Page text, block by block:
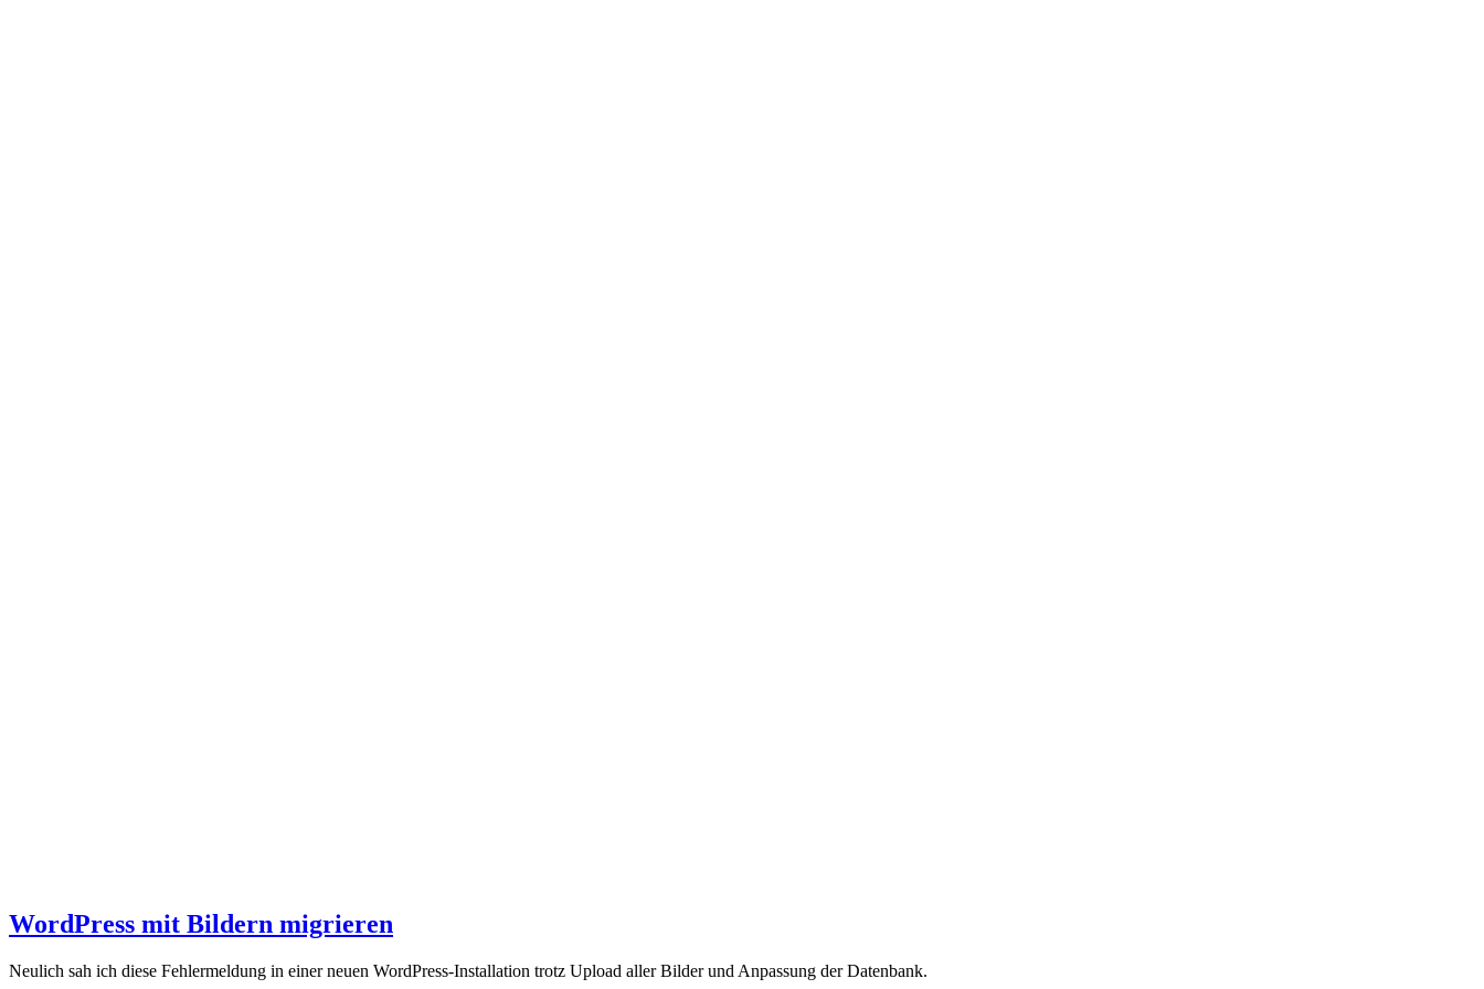
WordPress mit Bildern migrieren
Neulich sah ich diese Fehlermeldung in einer neuen WordPress-Installation trotz Upload aller Bilder und Anpassung der Datenbank.